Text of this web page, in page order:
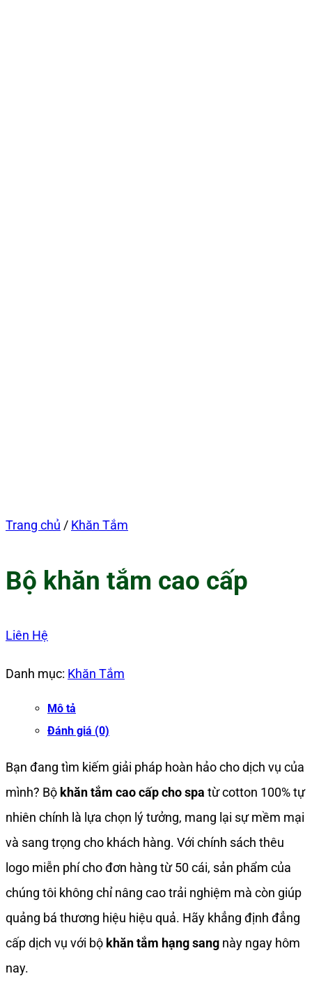
Trang chủ / Khăn Tắm
Bộ khăn tắm cao cấp
Liên Hệ
Danh mục: Khăn Tắm
Mô tả
Đánh giá (0)
Bạn đang tìm kiếm giải pháp hoàn hảo cho dịch vụ của
mình? Bộ khăn tắm cao cấp cho spa từ cotton 100% tự
nhiên chính là lựa chọn lý tưởng, mang lại sự mềm mại
và sang trọng cho khách hàng. Với chính sách thêu
logo miễn phí cho đơn hàng từ 50 cái, sản phẩm của
chúng tôi không chỉ nâng cao trải nghiệm mà còn giúp
quảng bá thương hiệu hiệu quả. Hãy khẳng định đẳng
cấp dịch vụ với bộ khăn tắm hạng sang này ngay hôm
nay.